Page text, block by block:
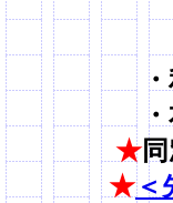
・利
★
★＜